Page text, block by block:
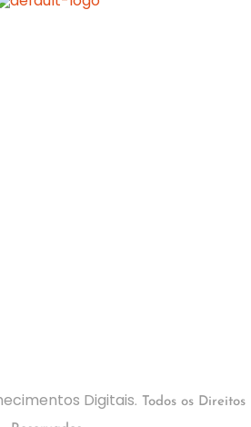
Digitais. Todos os Direitos